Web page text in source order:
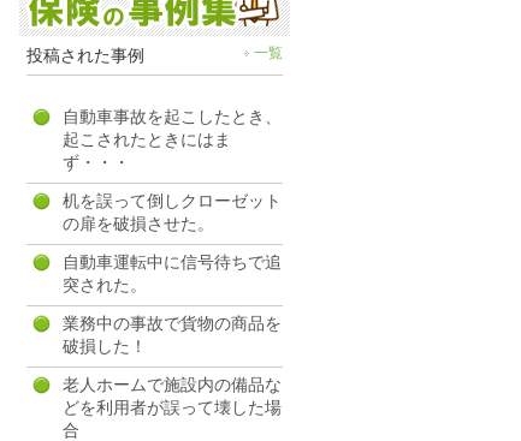
投稿された事例 一覧
自動車事故を起こしたとき、
起こされたときにはま
ず・・・
机を誤って倒しクローゼット
の扉を破損させた。
自動車運転中に信号待ちで追
突された。
業務中の事故で貨物の商品を
破損した！
老人ホームで施設内の備品な
どを利用者が誤って壊した場
合